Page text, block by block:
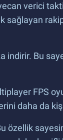
verici
indirir. Bu
FPS
daha da